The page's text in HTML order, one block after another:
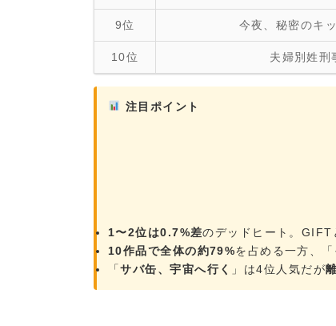
9位 今夜、秘密のキ
10位 夫婦別姓刑
注目ポイント
1〜2位は0.7%差のデッドヒート。GIFT
10作品で全体の約79%を占める一方、
「サバ缶、宇宙へ行く 」は4位人気だが